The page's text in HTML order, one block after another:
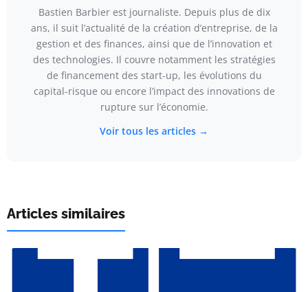
Bastien Barbier est journaliste. Depuis plus de dix
ans, il suit l’actualité de la création d’entreprise, de la
gestion et des finances, ainsi que de l’innovation et
des technologies. Il couvre notamment les stratégies
de financement des start-up, les évolutions du
capital-risque ou encore l’impact des innovations de
rupture sur l’économie.
Voir tous les articles →
Articles similaires